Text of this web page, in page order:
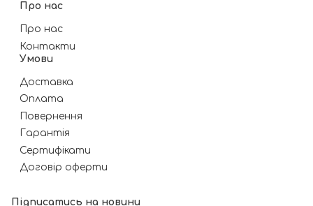
Про нас
Про нас
Контакти
Умови
Доставка
Оплата
Повернення
Гарантія
Сертифікати
Договір оферти
Підписатись на новини